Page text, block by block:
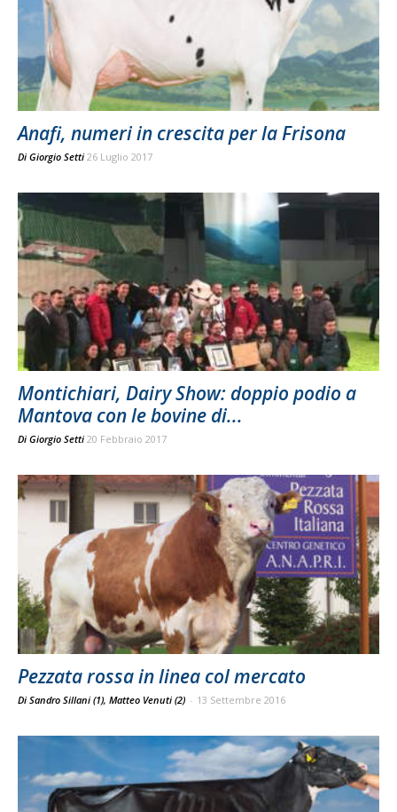
Anafi, numeri in crescita per la Frisona
Di Giorgio Setti 26 Luglio 2017
Montichiari, Dairy Show: doppio podio a
Mantova con le bovine di...
Di Giorgio Setti 20 Febbraio 2017
Pezzata rossa in linea col mercato
Di Sandro Sillani (1), Matteo Venuti (2) - 13 Settembre 2016